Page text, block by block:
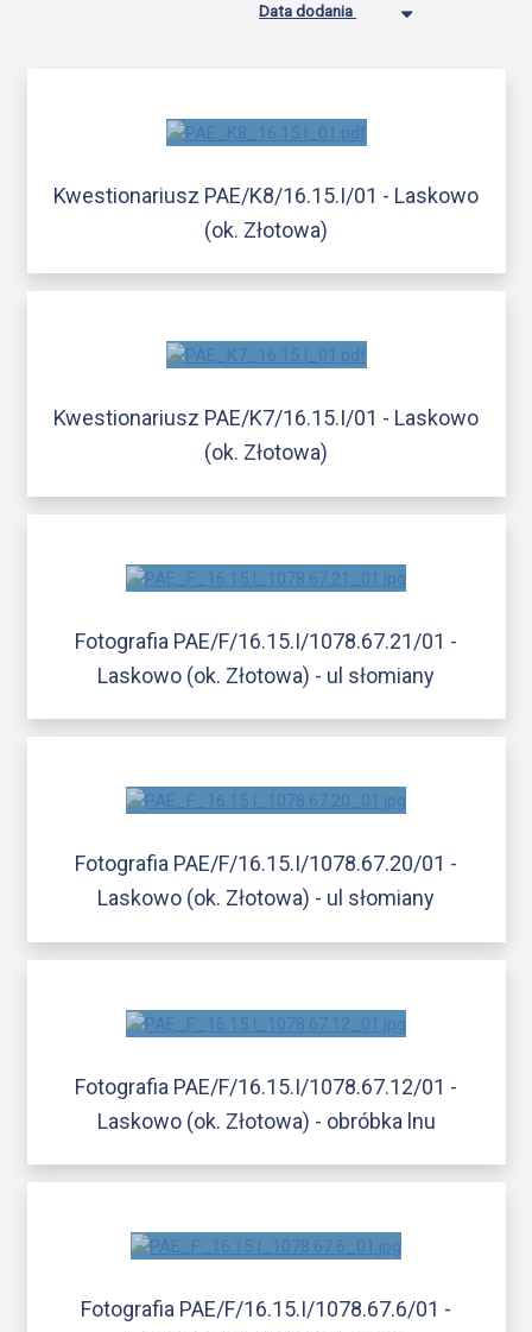
Data dodania
Kwestionariusz PAE/K8/16.15.I/01 - Laskowo
(ok. Złotowa)
Kwestionariusz PAE/K7/16.15.I/01 - Laskowo
(ok. Złotowa)
Fotografia PAE/F/16.15.I/1078.67.21/01 -
Laskowo (ok. Złotowa) - ul słomiany
Fotografia PAE/F/16.15.I/1078.67.20/01 -
Laskowo (ok. Złotowa) - ul słomiany
Fotografia PAE/F/16.15.I/1078.67.12/01 -
Laskowo (ok. Złotowa) - obróbka lnu
Fotografia PAE/F/16.15.I/1078.67.6/01 -